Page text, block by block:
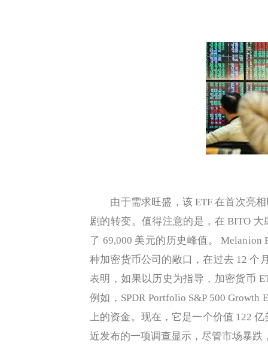
由于需求旺盛，该 ETF 在首次亮相
剧的转变。值得注意的是，在 BITO
了 69,000 美元的历史峰值。 Melanion
种加密货币公司的敞口，在过去 12 个
表明，如果以历史为指导，加密货币
例如，SPDR Portfolio S&P 500
上的资金。现在，它是一个价值 122
近发布的一项调查显示，尽管市场暴